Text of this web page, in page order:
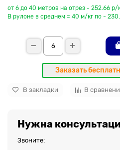
от 6 до 40 метров на отрез - 252.66 р/
В рулоне в среднем = 40 м/кг по -
Заказать
В закладки В
Нужна
Звоните: